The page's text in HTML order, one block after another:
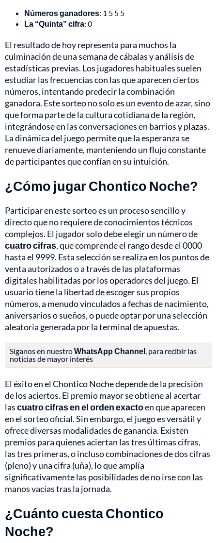
Números ganadores: 1 5 5 5
La “Quinta” cifra: 0
El resultado de hoy representa para muchos la
culminación de una semana de cábalas y análisis de
estadísticas previas. Los jugadores habituales suelen
estudiar las frecuencias con las que aparecen ciertos
números, intentando predecir la combinación
ganadora. Este sorteo no solo es un evento de azar, sino
que forma parte de la cultura cotidiana de la región,
integrándose en las conversaciones en barrios y plazas.
La dinámica del juego permite que la esperanza se
renueve diariamente, manteniendo un flujo constante
de participantes que confían en su intuición.
¿Cómo jugar Chontico Noche?
Participar en este sorteo es un proceso sencillo y
directo que no requiere de conocimientos técnicos
complejos. El jugador solo debe elegir un número de
cuatro cifras, que comprende el rango desde el 0000
hasta el 9999. Esta selección se realiza en los puntos de
venta autorizados o a través de las plataformas
digitales habilitadas por los operadores del juego. El
usuario tiene la libertad de escoger sus propios
números, a menudo vinculados a fechas de nacimiento,
aniversarios o sueños, o puede optar por una selección
aleatoria generada por la terminal de apuestas.
Síganos en nuestroWhatsApp Channel, para recibir las
noticias de mayor interés
El éxito en el Chontico Noche depende de la precisión
de los aciertos. El premio mayor se obtiene al acertar
lascuatro cifras en el orden exactoen que aparecen
en el sorteo oficial. Sin embargo, el juego es versátil y
ofrece diversas modalidades de ganancia. Existen
premios para quienes aciertan las tres últimas cifras,
las tres primeras, o incluso combinaciones de dos cifras
(pleno) y una cifra (uña), lo que amplía
significativamente las posibilidades de no irse con las
manos vacías tras la jornada.
¿Cuánto cuesta Chontico
Noche?